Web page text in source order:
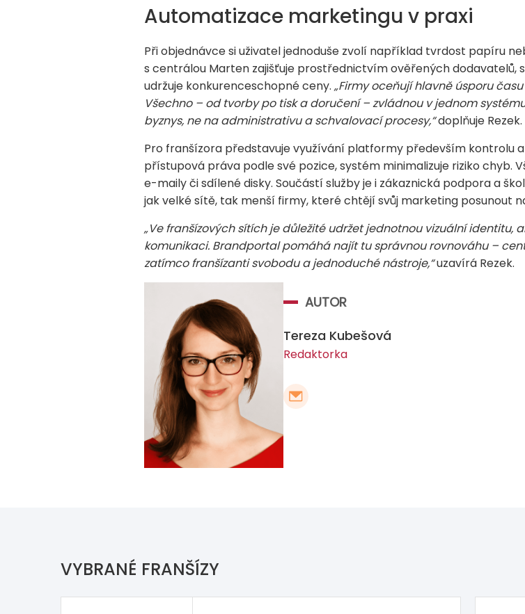
Automatizace marketingu v praxi
Při objednávce si uživatel jednoduše zvolí například tvrdost papíru
s centrálou Marten zajišťuje prostřednictvím ověřených dodavatelů,
udržuje konkurenceschopné ceny. „Firmy oceňují hlavně úsporu
Všechno – od tvorby po tisk a doručení – zvládnou v jednom
byznys, ne na administrativu a schvalovací procesy,“doplňuje Rezek.
Pro franšízora představuje využívání platformy především kontrolu
přístupová práva podle své pozice, systém minimalizuje riziko chyb.
e-maily či sdílené disky. Součástí služby je i zákaznická podpora a
jak velké sítě, tak menší firmy, které chtějí svůj marketing posunout
„Ve franšízových sítích je důležité udržet jednotnou vizuální
komunikaci. Brandportal pomáhá najít tu správnou rovnováhu –
zatímco franšízanti svobodu a jednoduché nástroje,“uzavírá Rezek.
AUTOR
Tereza Kubešová
Redaktorka
VYBRANÉ FRANŠÍZY